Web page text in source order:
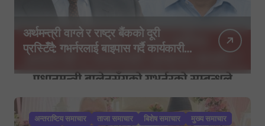
अर्थमन्त्री वाग्ले र राष्ट्र बैंकको दूरी
प्रस्टिँदै: गभर्नरलाई बाइपास गर्दै कार्यकारी
अन्तराष्टिय समाचार ताजा समाचार बिशेष समाचार
मुख्य समाचार